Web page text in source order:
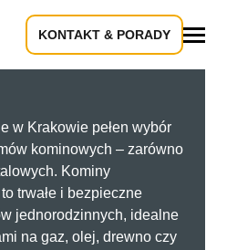
KONTAKT & PORADY
w Krakowie pełen wybór
kominowych – zarówno
Kominy
trwałe i bezpieczne
jednorodzinnych, idealne
na gaz, olej, drewno czy